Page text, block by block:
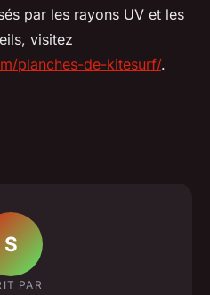
par les rayons UV et les
visitez
planches-de-kitesurf/.
S
PAR